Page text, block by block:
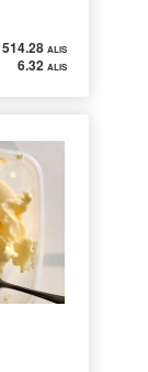
514.28 ALIS
6.32 ALIS